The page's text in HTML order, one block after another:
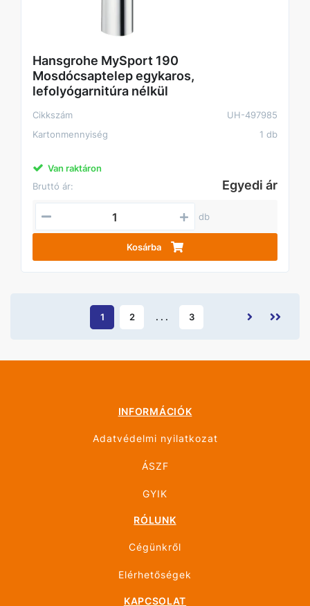
Hansgrohe MySport 190
Mosdócsaptelep egykaros,
lefolyógarnitúra nélkül
Cikkszám
UH-497985
Kartonmennyiség
1 db
Van raktáron
Bruttó ár:
Egyedi ár
db
Kosárba
1 2 . . . 3
INFORMÁCIÓK
Adatvédelmi nyilatkozat
ÁSZF
GYIK
RÓLUNK
Cégünkről
Elérhetőségek
KAPCSOLAT